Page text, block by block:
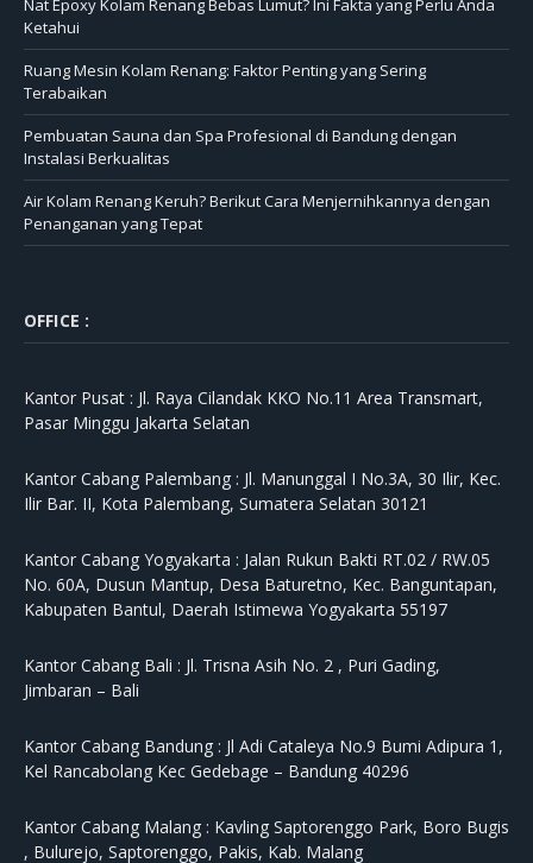
Nat Epoxy Kolam Renang Bebas Lumut? Ini Fakta yang Perlu Anda
Ketahui
Ruang Mesin Kolam Renang: Faktor Penting yang Sering
Terabaikan
Pembuatan Sauna dan Spa Profesional di Bandung dengan
Instalasi Berkualitas
Air Kolam Renang Keruh? Berikut Cara Menjernihkannya dengan
Penanganan yang Tepat
OFFICE :
Kantor Pusat : Jl. Raya Cilandak KKO No.11 Area Transmart,
Pasar Minggu Jakarta Selatan
Kantor Cabang Palembang : Jl. Manunggal I No.3A, 30 Ilir, Kec.
Ilir Bar. II, Kota Palembang, Sumatera Selatan 30121
Kantor Cabang Yogyakarta : Jalan Rukun Bakti RT.02 / RW.05
No. 60A, Dusun Mantup, Desa Baturetno, Kec. Banguntapan,
Kabupaten Bantul, Daerah Istimewa Yogyakarta 55197
Kantor Cabang Bali : Jl. Trisna Asih No. 2 , Puri Gading,
Jimbaran – Bali
Kantor Cabang Bandung : Jl Adi Cataleya No.9 Bumi Adipura 1,
Kel Rancabolang Kec Gedebage – Bandung 40296
Kantor Cabang Malang : Kavling Saptorenggo Park, Boro Bugis
, Bulurejo, Saptorenggo, Pakis, Kab. Malang